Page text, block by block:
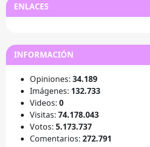
ENLACES
INFORMACIÓN
Opiniones: 34.189
Imágenes: 132.733
Videos: 0
Visitas: 74.178.043
Votos: 5.173.737
Comentarios: 272.791